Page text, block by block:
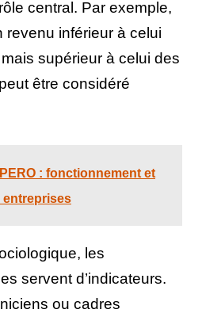
central. Par exemple,
revenu inférieur à celui
supérieur à celui des
être considéré
PERO : fonctionnement et
entreprises
les
servent d’indicateurs.
ou cadres